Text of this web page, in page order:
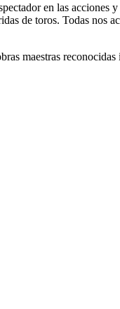
en las acciones
de toros. Todas nos
maestras